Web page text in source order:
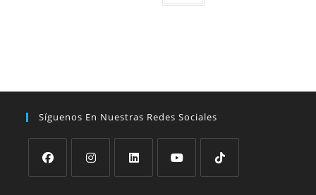
Síguenos En Nuestras Redes Sociales